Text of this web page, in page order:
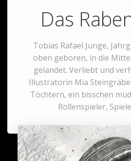
Das
Tobias Rafael Junge,
oben geboren, in die
gelandet. Verliebt und
Illustratorin Mia
Töchtern, ein bisschen
Rollenspieler,